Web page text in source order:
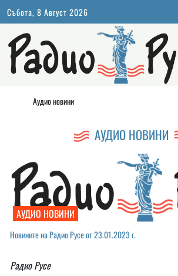
Събота, 8 Август 2026
Аудио новини
АУДИО НОВИНИ
АУДИО НОВИНИ
Новините на Радио Русе от 23.01.2023 г.
Радио Русе